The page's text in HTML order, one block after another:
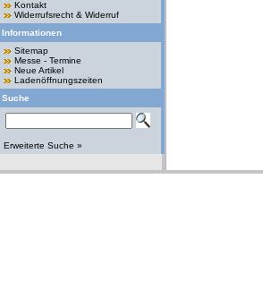
Kontakt
Widerrufsrecht & Widerruf
Informationen
Sitemap
Messe - Termine
Neue Artikel
Ladenöffnungszeiten
Suche
Erweiterte Suche »